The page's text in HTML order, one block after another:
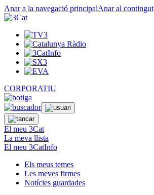
Anar a la navegació principalAnar al contingut
CORPORATIU
El meu 3Cat
La meva llista
El meu 3CatInfo
Els meus temes
Les meves firmes
Notícies guardades